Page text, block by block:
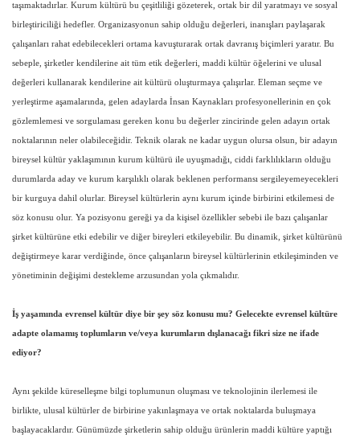
taşımaktadırlar. Kurum kültürü bu çeşitliliği gözeterek, ortak bir dil yaratmayı ve sosyal
birleştiriciliği hedefler. Organizasyonun sahip olduğu değerleri, inanışları paylaşarak
çalışanları rahat edebilecekleri ortama kavuşturarak ortak davranış biçimleri yaratır. Bu
sebeple, şirketler kendilerine ait tüm etik değerleri, maddi kültür öğelerini ve ulusal
değerleri kullanarak kendilerine ait kültürü oluşturmaya çalışırlar. Eleman seçme ve
yerleştirme aşamalarında, gelen adaylarda İnsan Kaynakları profesyonellerinin en çok
gözlemlemesi ve sorgulaması gereken konu bu değerler zincirinde gelen adayın ortak
noktalarının neler olabileceğidir. Teknik olarak ne kadar uygun olursa olsun, bir adayın
bireysel kültür yaklaşımının kurum kültürü ile uyuşmadığı, ciddi farklılıkların olduğu
durumlarda aday ve kurum karşılıklı olarak beklenen performansı sergileyemeyecekleri
bir kurguya dahil olurlar. Bireysel kültürlerin aynı kurum içinde birbirini etkilemesi de
söz konusu olur. Ya pozisyonu gereği ya da kişisel özellikler sebebi ile bazı çalışanlar
şirket kültürüne etki edebilir ve diğer bireyleri etkileyebilir. Bu dinamik, şirket kültürünü
değiştirmeye karar verdiğinde, önce çalışanların bireysel kültürlerinin etkileşiminden ve
yönetiminin değişimi destekleme arzusundan yola çıkmalıdır.
İş yaşamında evrensel kültür diye bir şey söz konusu mu? Gelecekte evrensel kültüre
adapte olamamış toplumların ve/veya kurumların dışlanacağı fikri size ne ifade
ediyor?
Aynı şekilde küreselleşme bilgi toplumunun oluşması ve teknolojinin ilerlemesi ile
birlikte, ulusal kültürler de birbirine yakınlaşmaya ve ortak noktalarda buluşmaya
başlayacaklardır. Günümüzde şirketlerin sahip olduğu ürünlerin maddi kültüre yaptığı